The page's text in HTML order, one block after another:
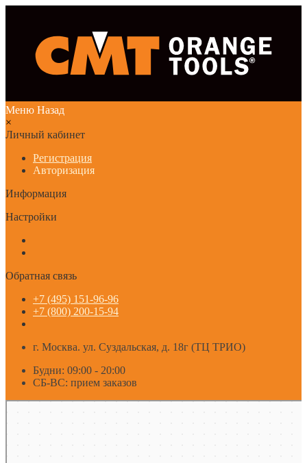
Меню Назад
×
Личный кабинет
Регистрация
Авторизация
Информация
Настройки
Обратная связь
+7 (495) 151-96-96
+7 (800) 200-15-94
г. Москва. ул. Суздальская, д. 18г (ТЦ ТРИО)
Будни: 09:00 - 20:00
СБ-ВС: прием заказов